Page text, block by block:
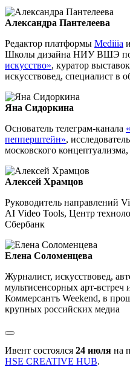
Александра Пантелеева
Редактор платформы Mediiia
Школы дизайна НИУ ВШЭ
искусство», куратор
искусствовед, специалист в
Яна Сидоркина
Основатель телеграм-канала
пепперштейн»,
московского
Алексей Храмцов
Руководитель направлений
AI Video Tools, Центр
Сбербанк
Елена Соломенцева
Журналист, искусствовед,
мультисенсорных арт-встреч
Коммерсантъ Weekend, в
крупных российских медиа
Ивент состоялся 24 июля на
HSE CREATIVE HUB.